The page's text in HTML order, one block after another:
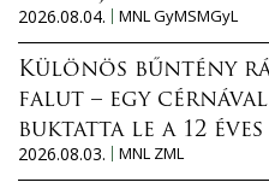
2026.08.04.
MNL GyMSMGyL
Különös bűntény
falut – egy
buktatta le a 12
2026.08.03.
MNL ZML